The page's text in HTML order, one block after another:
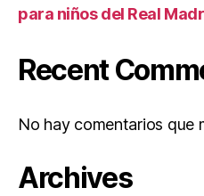
para niños del Real
Recent
No hay comentarios que
Archives